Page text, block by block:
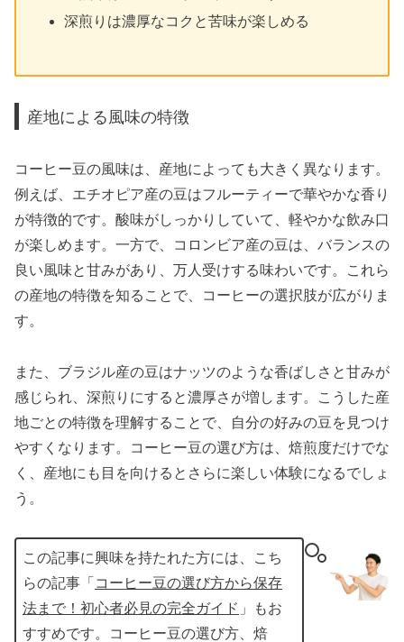
深煎りは濃厚なコクと苦味が楽しめる
産地による風味の特徴
コーヒー豆の風味は、産地によっても大きく異なります。
例えば、エチオピア産の豆はフルーティーで華やかな香り
が特徴的です。酸味がしっかりしていて、軽やかな飲み口
が楽しめます。一方で、コロンビア産の豆は、バランスの
良い風味と甘みがあり、万人受けする味わいです。これら
の産地の特徴を知ることで、コーヒーの選択肢が広がりま
す。
また、ブラジル産の豆はナッツのような香ばしさと甘みが
感じられ、深煎りにすると濃厚さが増します。こうした産
地ごとの特徴を理解することで、自分の好みの豆を見つけ
やすくなります。コーヒー豆の選び方は、焙煎度だけでな
く、産地にも目を向けるとさらに楽しい体験になるでしょ
う。
この記事に興味を持たれた方には、こち
らの記事「 コーヒー豆の選び方から保存
法まで！初心者必見の完全ガイド 」もお
すすめです。コーヒー豆の選び方、焙